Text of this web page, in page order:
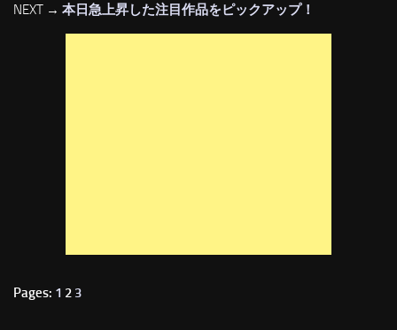
NEXT → 本日急上昇した注目作品をピックアップ！
Pages: 1 2 3